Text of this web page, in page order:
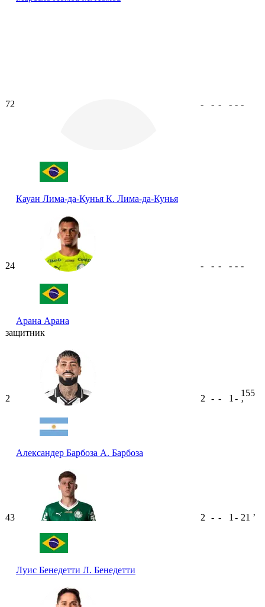
72
Кауан Лима-да-Кунья К. Лима-да-Кунья
- - - - - -
24
Арана Арана
- - - - - -
защитник
2
Александер Барбоза А. Барбоза
2 - - 1 -
155
ʼ
43
Луис Бенедетти Л. Бенедетти
2 - - 1 - 21 ʼ